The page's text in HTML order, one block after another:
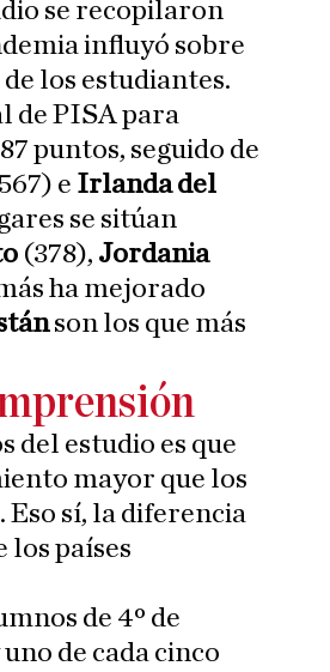
se recopilaron
influyó sobre
los estudiantes.
de PISA para
puntos, seguido de
e Irlanda del
se sitúan
(378), Jordania
ha mejorado
son los que más
del estudio es que
mayor que los
sí, la diferencia
los países
de 4º de
de cada cinco